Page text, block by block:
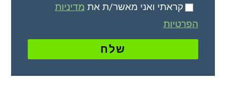
קראתי ואני מאשר/ת את מדיניות
הפרטיות
שלח